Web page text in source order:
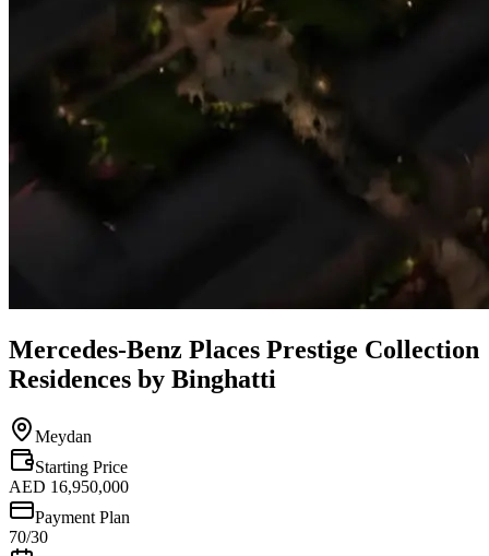
Mercedes-Benz Places Prestige Collection
Residences by Binghatti
Meydan
Starting Price
AED 16,950,000
Payment Plan
70/30